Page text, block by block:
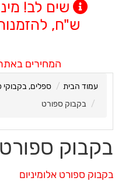
ש"ח, להזמנות 08-
המחירים
עמוד הבית
ספלים, בקבוקי
בקבוק ספורט
בקבוק ספורט
בקבוק ספורט אלומיניום